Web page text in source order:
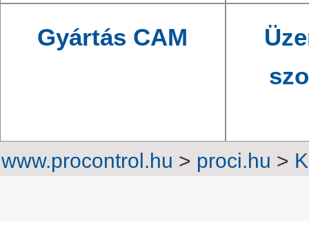
Gyártás CAM
www.procontrol.hu > proci.hu >